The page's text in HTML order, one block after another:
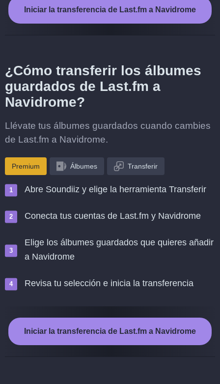
Iniciar la transferencia de Last.fm a Navidrome
¿Cómo transferir los álbumes
guardados de Last.fm a
Navidrome?
Llévate tus álbumes guardados cuando cambies
de Last.fm a Navidrome.
Premium Álbumes Transferir
Abre Soundiiz y elige la herramienta Transferir
Conecta tus cuentas de Last.fm y Navidrome
Elige los álbumes guardados que quieres añadir
a Navidrome
Revisa tu selección e inicia la transferencia
Iniciar la transferencia de Last.fm a Navidrome